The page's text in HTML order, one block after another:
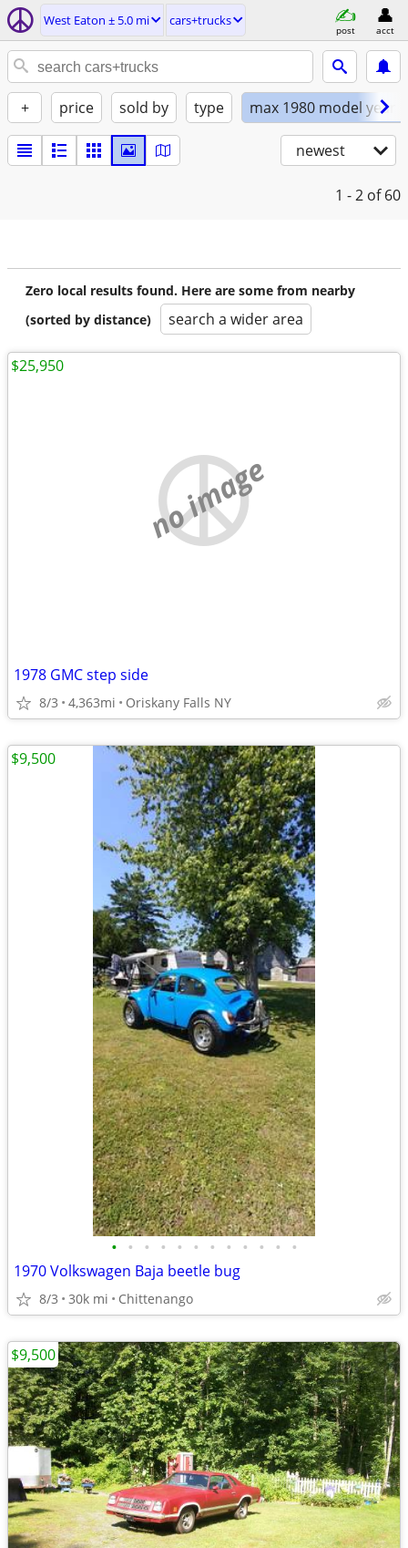
West Eaton ± 5.0 mi cars+trucks
post acct
+ price sold by type max 1980 model year
newest
1 - 2 of 60
Zero local results found. Here are some from nearby
(sorted by distance)
search a wider area
no image
1978 GMC step side
8/3 4,363mi Oriskany Falls NY
$25,950
• • • • • • • • • • • •
1970 Volkswagen Baja beetle bug
8/3 30k mi Chittenango
$9,500
$9,500